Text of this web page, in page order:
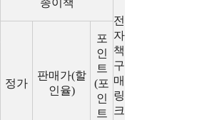
전
자
책
구
매
링
크
정가
판매가(할
인율)
포
인
트
(포
인
트